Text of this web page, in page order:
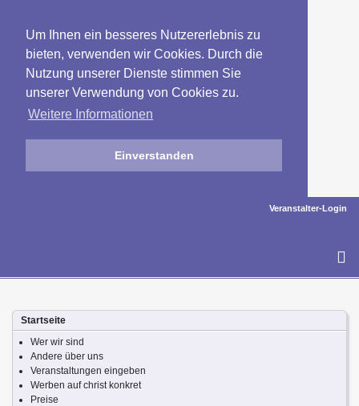
Um Ihnen ein besseres Nutzererlebnis zu
bieten, verwenden wir Cookies. Durch die
Nutzung unserer Dienste stimmen Sie
unserer Verwendung von Cookies zu.
Weitere Informationen
Einverstanden
Veranstalter-Login
Startseite
Wer wir sind
Andere über uns
Veranstaltungen eingeben
Werben auf christ konkret
Preise